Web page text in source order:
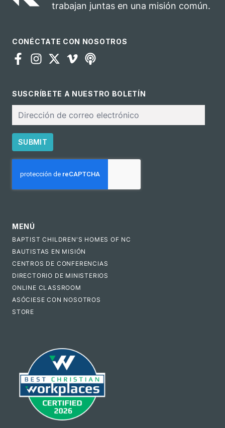
trabajan juntas en una misión común.
CONÉCTATE CON NOSOTROS
SUSCRÍBETE A NUESTRO BOLETÍN
electrónico
SUBMIT
MENÚ
BAPTIST CHILDREN'S HOMES OF NC
BAUTISTAS EN MISIÓN
CENTROS DE CONFERENCIAS
DIRECTORIO DE MINISTERIOS
ONLINE CLASSROOM
ASÓCIESE CON NOSOTROS
STORE